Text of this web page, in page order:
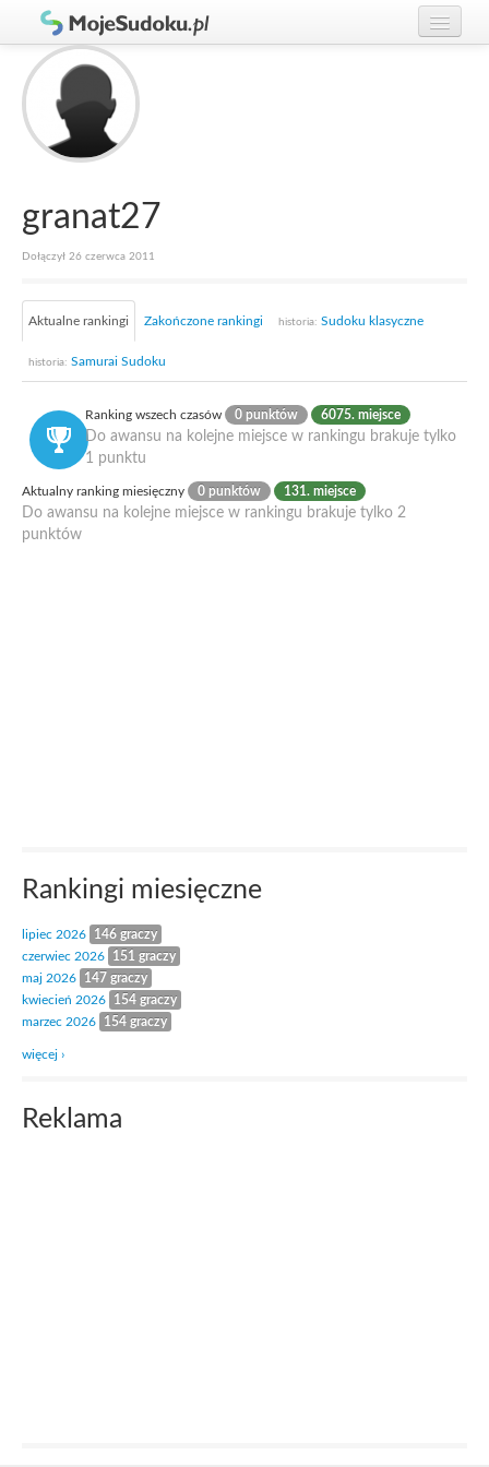
Graj w Sudoku!
Zasady Sudoku
Rankingi
granat27
Dołączył 26 czerwca 2011
Aktualne rankingi Zakończone rankingi historia: Sudoku klasyczne
historia: Samurai Sudoku
Ranking wszech czasów 0 punktów 6075. miejsce
Do awansu na kolejne miejsce w rankingu brakuje tylko
1 punktu
Aktualny ranking miesięczny 0 punktów 131. miejsce
Do awansu na kolejne miejsce w rankingu brakuje tylko 2
punktów
Rankingi miesięczne
lipiec 2026
146 graczy
czerwiec 2026
151 graczy
maj 2026
147 graczy
kwiecień 2026
154 graczy
marzec 2026
154 graczy
więcej ›
Reklama